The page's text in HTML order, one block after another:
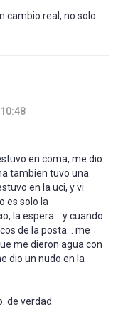
cambio real, no solo
en coma, me dio
tambien tuvo una
en la uci, y vi
es solo la
la espera... y cuando
de la posta... me
me dieron agua con
dio un nudo en la
de verdad.